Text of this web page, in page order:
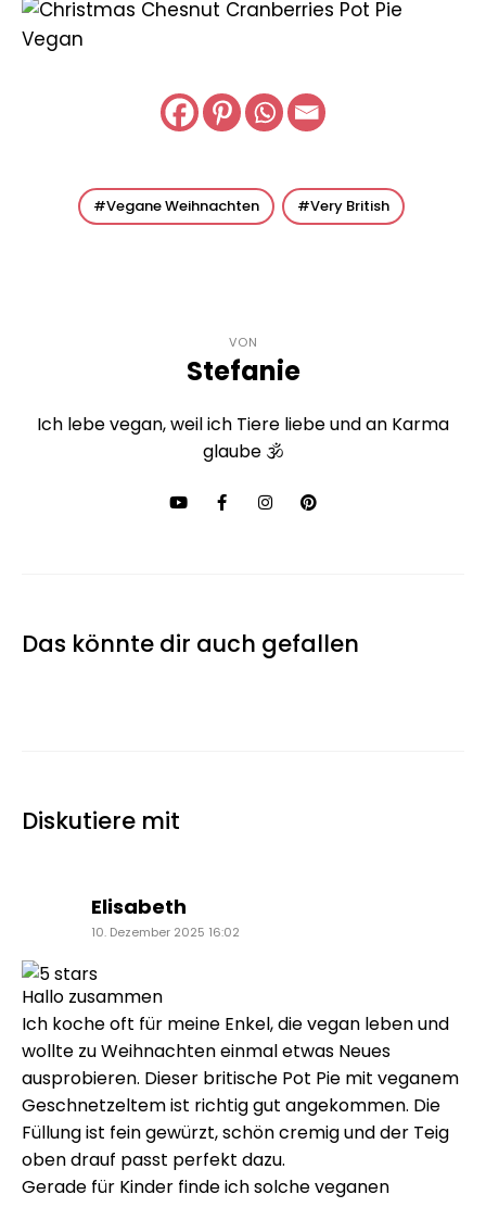
Vegane Weihnachten Very British
VON
Stefanie
Ich lebe vegan, weil ich Tiere liebe und an Karma
glaube 🕉
Das könnte dir auch gefallen
Diskutiere mit
Elisabeth
10. Dezember 2025 16:02
Hallo zusammen
Ich koche oft für meine Enkel, die vegan leben und
wollte zu Weihnachten einmal etwas Neues
ausprobieren. Dieser britische Pot Pie mit veganem
Geschnetzeltem ist richtig gut angekommen. Die
Füllung ist fein gewürzt, schön cremig und der Teig
oben drauf passt perfekt dazu.
Gerade für Kinder finde ich solche veganen